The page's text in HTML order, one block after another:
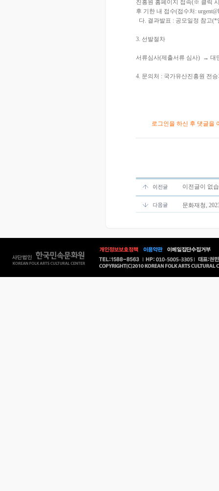
진흥원 홈페이지 접속(※ 클릭
후 기한 내 접수(접수처:
다. 결과발표 : 공모일정 참고
3. 선발절차
서류심사(제출서류 심사) → 대
4. 문의처 : 국가유산진흥원 전
로그인을 하신 후 댓글을
이전글이 없
문화재청,